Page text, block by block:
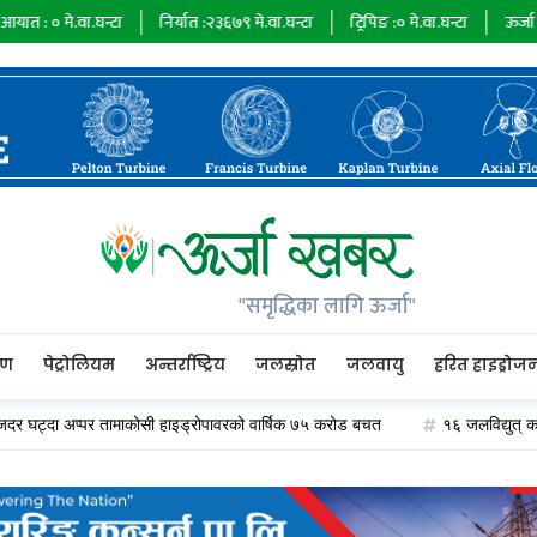
निर्यात :२३६७९ मे.वा.घन्टा ट्रिपिङ :०मे.वा.घन्टा ऊर्जा माग :७३४८५
"समृद्धिका लागि ऊर्जा"
पेट्रोलियम अन्तर्राष्ट्रिय जलस्रोत जलवायु हरित
तामाकोसी हाइड्रोपावरको वार्षिक ७५ करोड बचत १६ जलविद्युत् कम्पनीले २०